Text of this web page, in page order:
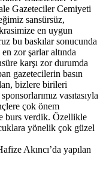
Gazeteciler Cemiyeti
sansürsüz,
en uygun
bu baskılar sonucunda
zor şarlar altında
karşı zor durumda
gazetecilerin basın
bizlere birileri
vasıtasıyla
çok önem
burs verdik. Özellikle
yönelik çok güzel
Akıncı’da yapılan